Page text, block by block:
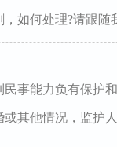
如何处理?请跟随
事能力负有保护
其他情况，监护